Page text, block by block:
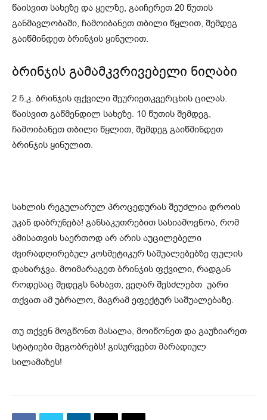
წაისვით სახეზე და ყელზე, გაიჩერეთ 20 წუთის
განმავლობაში, ჩამოიბანეთ თბილი წყლით, შემდეგ
გაიწმინდეთ ბრინჯის ყინულით.
ბრინჯის გამამკვრივებელი ნიღაბი
2 ჩ.კ. ბრინჯის ფქვილი შეურიეთკვერცხის ცილას.
წაისვით გაწმენდილ სახეზე. 10 წუთის შემდეგ,
ჩამოიბანეთ თბილი წყლით, შემდეგ გაიწმინდეთ
ბრინჯის ყინულით.
სახლის რეგულარულ პროცედურას შეუძლია დროის
უკან დაბრუნება! განსაკუთრებით სასიამოვნოა, რომ
ამისათვის საერთოდ არ არის აუცილებელი
ძვირადღირებულ კოსმეტიკურ საშუალებებზე ფულის
დახარჯვა. მოიმარაგეთ ბრინჯის ფქვილი, რადგან
როდესაც შედეგს ნახავთ, ვეღარ შესძლებთ უარი
თქვათ ამ უბრალო, მაგრამ ეფექტურ საშუალებაზე.
თუ თქვენ მოგწონთ მასალა, მოიწონეთ და გაუზიარეთ
სტატიები მეგობრებს! გისურვებთ მარადიულ
სილამაზეს!